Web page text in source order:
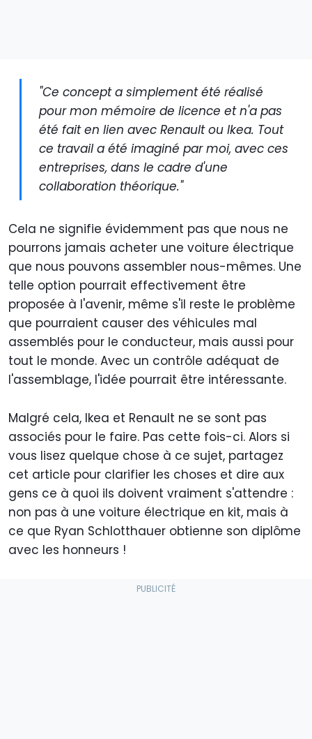
"Ce concept a simplement été réalisé
pour mon mémoire de licence et n'a pas
été fait en lien avec Renault ou Ikea. Tout
ce travail a été imaginé par moi, avec ces
entreprises, dans le cadre d'une
collaboration théorique."
Cela ne signifie évidemment pas que nous ne
pourrons jamais acheter une voiture électrique
que nous pouvons assembler nous-mêmes. Une
telle option pourrait effectivement être
proposée à l'avenir, même s'il reste le problème
que pourraient causer des véhicules mal
assemblés pour le conducteur, mais aussi pour
tout le monde. Avec un contrôle adéquat de
l'assemblage, l'idée pourrait être intéressante.
Malgré cela, Ikea et Renault ne se sont pas
associés pour le faire. Pas cette fois-ci. Alors si
vous lisez quelque chose à ce sujet, partagez
cet article pour clarifier les choses et dire aux
gens ce à quoi ils doivent vraiment s'attendre :
non pas à une voiture électrique en kit, mais à
ce que Ryan Schlotthauer obtienne son diplôme
avec les honneurs !